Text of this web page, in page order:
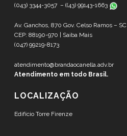
(043) 3344-3057 – ((43) 99143-1663
Av. Ganchos, 870 Gov. Celso Ramos – SC
CEP: 88190-970 | Saiba Mais
(047) 99219-8173
atendimento@brandaocanella.adv.br
Atendimento em todo Brasil.
LOCALIZAÇÃO
Edifício Torre Firenze